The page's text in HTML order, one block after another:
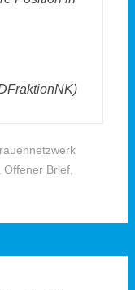
Offener Brief,